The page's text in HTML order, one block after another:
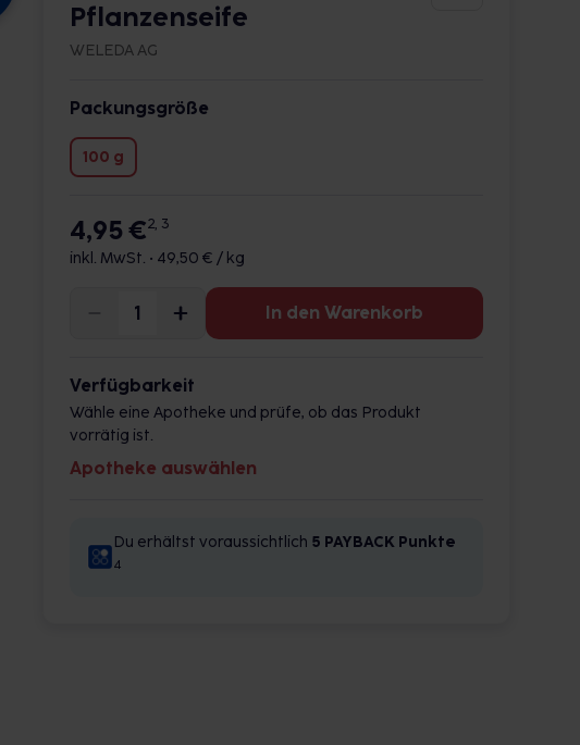
Pflanzenseife
WELEDA AG
Packungsgröße
100 g
4,95 €2, 3
inkl. MwSt. • 49,50 € / kg
In den Warenkorb
Verfügbarkeit
Wähle eine Apotheke und prüfe, ob das Produkt
vorrätig ist.
Apotheke auswählen
Du erhältst voraussichtlich 5 PAYBACK Punkte
4